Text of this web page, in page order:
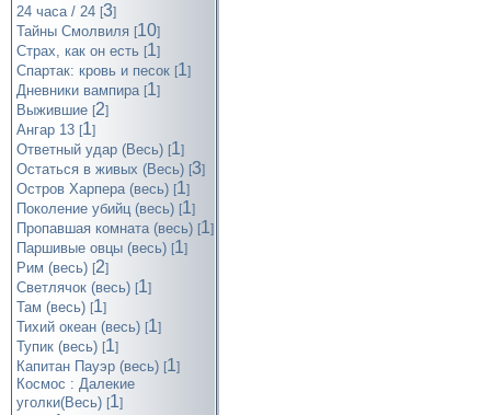
24 часа / 24 [3]
Тайны Смолвиля [10]
Страх, как он есть [1]
Спартак: кровь и песок [1]
Дневники вампира [1]
Выжившие [2]
Ангар 13 [1]
Ответный удар (Весь) [1]
Остаться в живых (Весь) [3]
Остров Харпера (весь) [1]
Поколение убийц (весь) [1]
Пропавшая комната (весь) [1]
Паршивые овцы (весь) [1]
Рим (весь) [2]
Светлячок (весь) [1]
Там (весь) [1]
Тихий океан (весь) [1]
Тупик (весь) [1]
Капитан Пауэр (весь) [1]
Космос : Далекие
уголки(Весь) [1]